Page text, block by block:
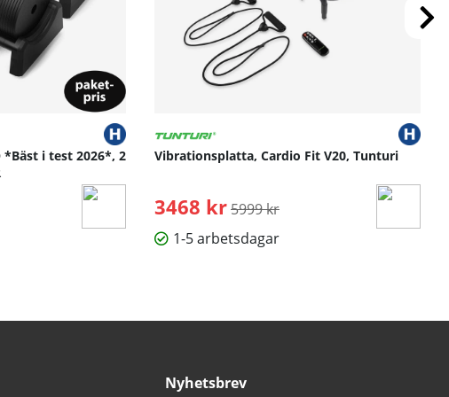
*Bäst i test 2026*, 2
Vibrationsplatta, Cardio Fit V20, Tunturi
3468 kr Ordinarie pris:
5999 kr
1-5 arbetsdagar
Nyhetsbrev